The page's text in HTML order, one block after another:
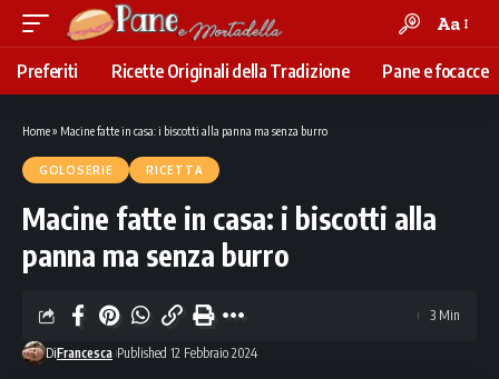
Font
Resizer
Aa
Preferiti Ricette Originali della Tradizione Pane e focacce
Home» Macine fatte in casa: i biscotti alla panna ma senza burro
GOLOSERIE RICETTA
Macine fatte in casa: i biscotti alla
panna ma senza burro
DiFrancesca Published 12 Febbraio 2024
3 Min